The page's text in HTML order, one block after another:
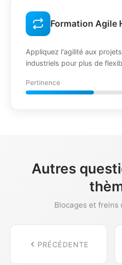
Formation Agile
Appliquez l'agilité aux
industriels pour plus de
Pertinence
Autres
Blocages et freins
PRÉCÉDENTE